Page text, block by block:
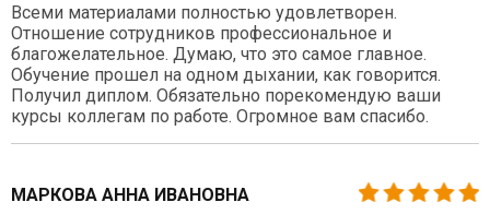
Всеми материалами полностью удовлетворен.
Отношение сотрудников профессиональное и
благожелательное. Думаю, что это самое главное.
Обучение прошел на одном дыхании, как говорится.
Получил диплом. Обязательно порекомендую ваши
курсы коллегам по работе. Огромное вам спасибо.
МАРКОВА АННА ИВАНОВНА